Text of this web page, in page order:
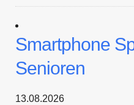
Smartphone
Senioren
13.08.2026